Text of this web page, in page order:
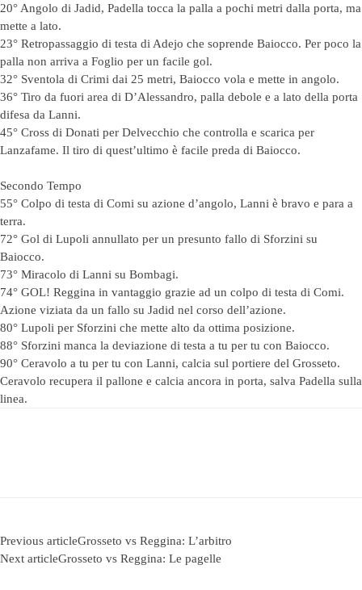
20° Angolo di Jadid, Padella tocca la palla a pochi metri dalla porta, ma
mette a lato.
23° Retropassaggio di testa di Adejo che soprende Baiocco. Per poco la
palla non arriva a Foglio per un facile gol.
32° Sventola di Crimi dai 25 metri, Baiocco vola e mette in angolo.
36° Tiro da fuori area di D’Alessandro, palla debole e a lato della porta
difesa da Lanni.
45° Cross di Donati per Delvecchio che controlla e scarica per
Lanzafame. Il tiro di quest’ultimo è facile preda di Baiocco.
Secondo Tempo
55° Colpo di testa di Comi su azione d’angolo, Lanni è bravo e para a
terra.
72° Gol di Lupoli annullato per un presunto fallo di Sforzini su
Baiocco.
73° Miracolo di Lanni su Bombagi.
74° GOL! Reggina in vantaggio grazie ad un colpo di testa di Comi.
Azione viziata da un fallo su Jadid nel corso dell’azione.
80° Lupoli per Sforzini che mette alto da ottima posizione.
88° Sforzini manca la deviazione di testa a tu per tu con Baiocco.
90° Ceravolo a tu per tu con Lanni, calcia sul portiere del Grosseto.
Ceravolo recupera il pallone e calcia ancora in porta, salva Padella sulla
linea.
Previous articleGrosseto vs Reggina: L’arbitro
Next articleGrosseto vs Reggina: Le pagelle